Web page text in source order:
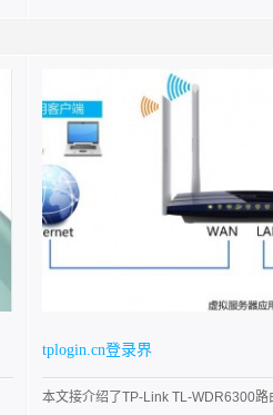
tplogin.cn登录界
本文接介绍了TP-Link TL-WDR6300